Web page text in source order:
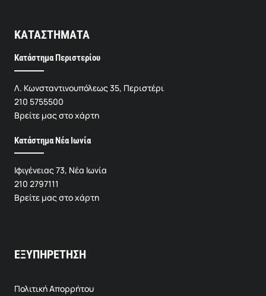
ΚΑΤΑΣΤΗΜΑΤΑ
Κατάστημα Περιστερίου
Λ. Κωνσταντινουπόλεως 35, Περιστέρι
210 5755500
Βρείτε μας στο χάρτη
Κατάστημα Νέα Ιωνία
Ιφιγένειας 73, Νέα Ιωνία
210 2797111
Βρείτε μας στο χάρτη
ΕΞΥΠΗΡΕΤΗΣΗ
Πολιτική Απορρήτου